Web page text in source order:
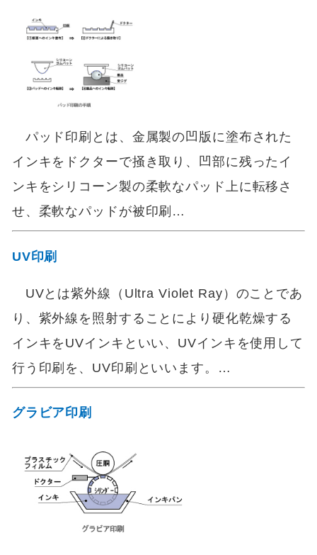
パッド印刷とは、金属製の凹版に塗布された
インキをドクターで掻き取り、凹部に残ったイ
ンキをシリコーン製の柔軟なパッド上に転移さ
せ、柔軟なパッドが被印刷…
UV印刷
UVとは紫外線（Ultra Violet Ray）のことであ
り、紫外線を照射することにより硬化乾燥する
インキをUVインキといい、UVインキを使用して
行う印刷を、UV印刷といいます。…
グラビア印刷